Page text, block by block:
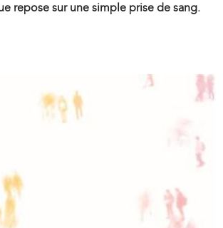
repose sur une simple prise de sang.